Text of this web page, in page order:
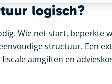
logisch?
Wie net start, beperkte
structuur. Een
aangiften en